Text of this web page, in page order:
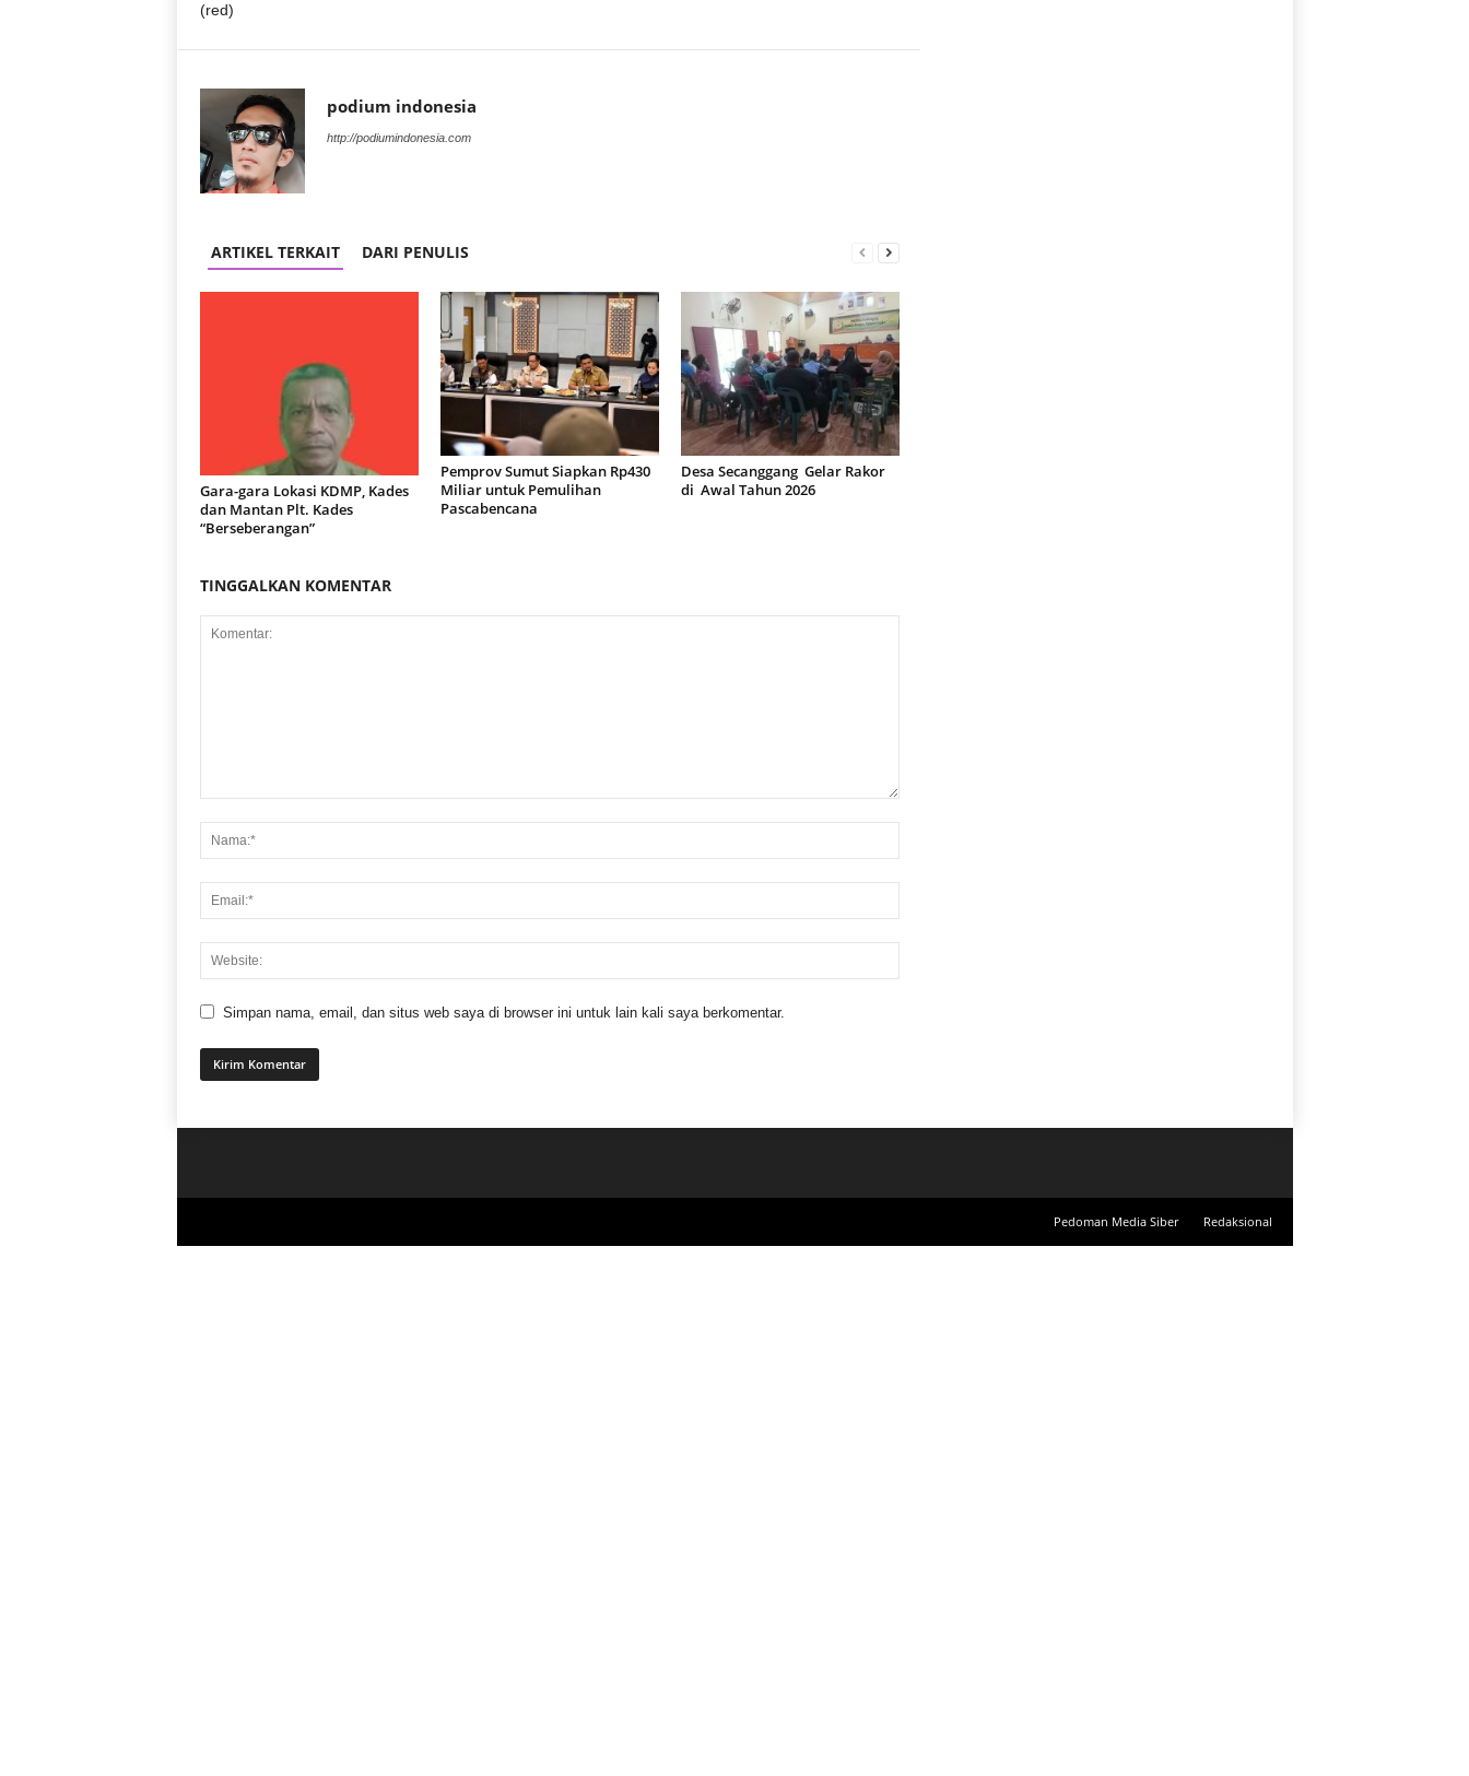
(red)
podium indonesia
http://podiumindonesia.com
ARTIKEL TERKAIT DARI PENULIS
Gara-gara Lokasi KDMP, Kades
dan Mantan Plt. Kades
“Berseberangan”
Pemprov Sumut Siapkan Rp430
Miliar untuk Pemulihan
Pascabencana
Desa Secanggang Gelar Rakor
di Awal Tahun 2026
TINGGALKAN KOMENTAR
Simpan nama, email, dan situs web saya di browser ini untuk lain kali saya berkomentar.
Pedoman Media Siber Redaksional